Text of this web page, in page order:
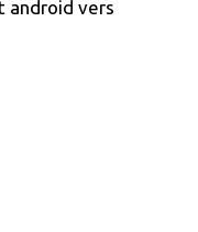
android vers